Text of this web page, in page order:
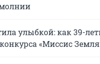
улыбкой: как 39-
«Миссис